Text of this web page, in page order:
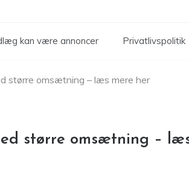
kan være annoncer Privatlivspolitik
større omsætning – læs mere her
større omsætning –